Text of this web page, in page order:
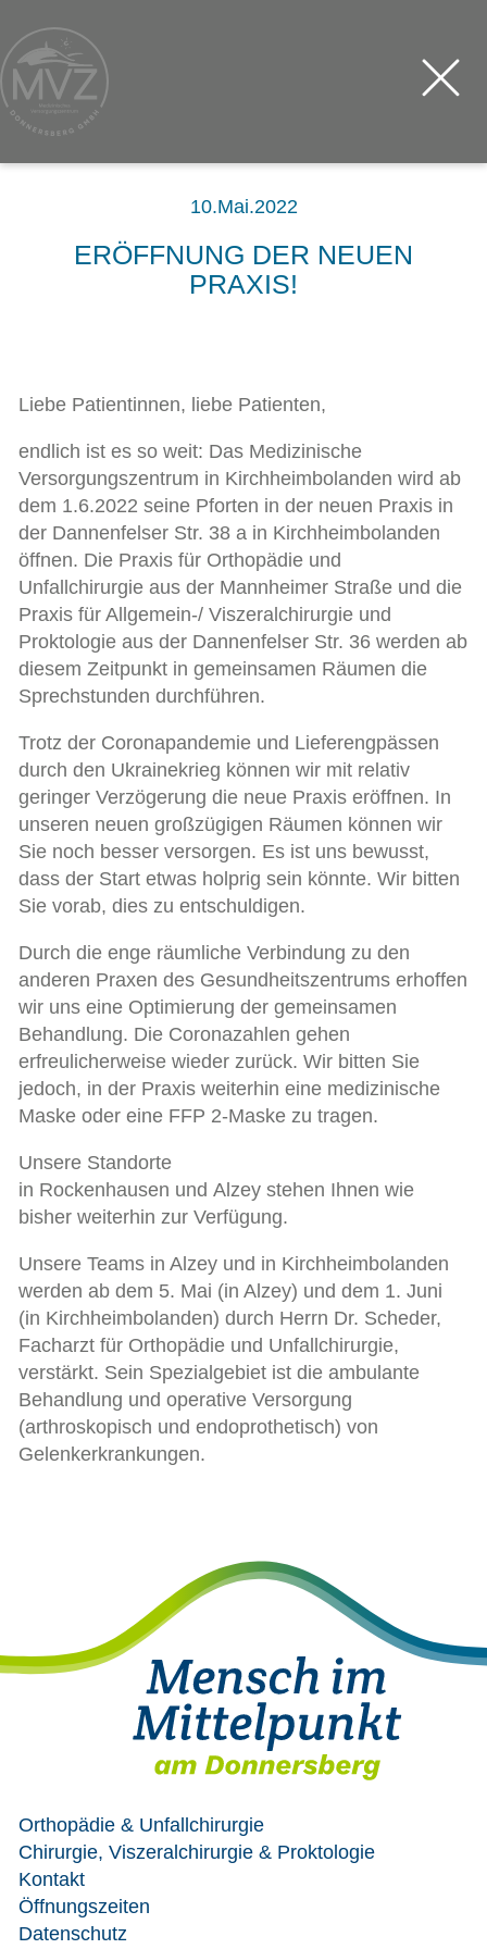
10.Mai.2022
ERÖFFNUNG DER NEUEN
PRAXIS!
Liebe Patientinnen, liebe Patienten,
endlich ist es so weit: Das Medizinische
Versorgungszentrum in Kirchheimbolanden wird ab
dem 1.6.2022 seine Pforten in der neuen Praxis in
der Dannenfelser Str. 38 a in Kirchheimbolanden
öffnen. Die Praxis für Orthopädie und
Unfallchirurgie aus der Mannheimer Straße und die
Praxis für Allgemein-/ Viszeralchirurgie und
Proktologie aus der Dannenfelser Str. 36 werden ab
diesem Zeitpunkt in gemeinsamen Räumen die
Sprechstunden durchführen.
Trotz der Coronapandemie und Lieferengpässen
durch den Ukrainekrieg können wir mit relativ
geringer Verzögerung die neue Praxis eröffnen. In
unseren neuen großzügigen Räumen können wir
Sie noch besser versorgen. Es ist uns bewusst,
dass der Start etwas holprig sein könnte. Wir bitten
Sie vorab, dies zu entschuldigen.
Durch die enge räumliche Verbindung zu den
anderen Praxen des Gesundheitszentrums erhoffen
wir uns eine Optimierung der gemeinsamen
Behandlung. Die Coronazahlen gehen
erfreulicherweise wieder zurück. Wir bitten Sie
jedoch, in der Praxis weiterhin eine medizinische
Maske oder eine FFP 2-Maske zu tragen.
Unsere Standorte
in Rockenhausen und Alzey stehen Ihnen wie
bisher weiterhin zur Verfügung.
Unsere Teams in Alzey und in Kirchheimbolanden
werden ab dem 5. Mai (in Alzey) und dem 1. Juni
(in Kirchheimbolanden) durch Herrn Dr. Scheder,
Facharzt für Orthopädie und Unfallchirurgie,
verstärkt. Sein Spezialgebiet ist die ambulante
Behandlung und operative Versorgung
(arthroskopisch und endoprothetisch) von
Gelenkerkrankungen.
Orthopädie & Unfallchirurgie
Chirurgie, Viszeralchirurgie & Proktologie
Kontakt
Öffnungszeiten
Datenschutz